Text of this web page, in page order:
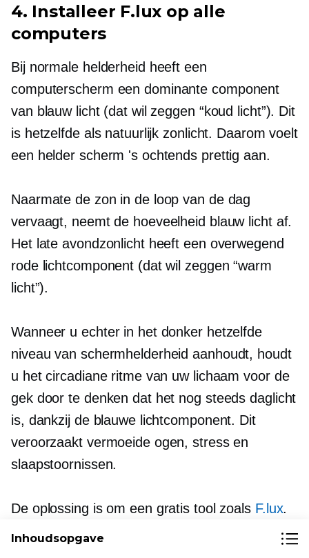
4. Installeer F.lux op alle
computers
Bij normale helderheid heeft een
computerscherm een ​​dominante component
van blauw licht (dat wil zeggen “koud licht”). Dit
is hetzelfde als natuurlijk zonlicht. Daarom voelt
een helder scherm 's ochtends prettig aan.
Naarmate de zon in de loop van de dag
vervaagt, neemt de hoeveelheid blauw licht af.
Het late avondzonlicht heeft een overwegend
rode lichtcomponent (dat wil zeggen “warm
licht”).
Wanneer u echter in het donker hetzelfde
niveau van schermhelderheid aanhoudt, houdt
u het circadiane ritme van uw lichaam voor de
gek door te denken dat het nog steeds daglicht
is, dankzij de blauwe lichtcomponent. Dit
veroorzaakt vermoeide ogen, stress en
slaapstoornissen.
De oplossing is om een ​​gratis tool zoals F.lux.
Inhoudsopgave